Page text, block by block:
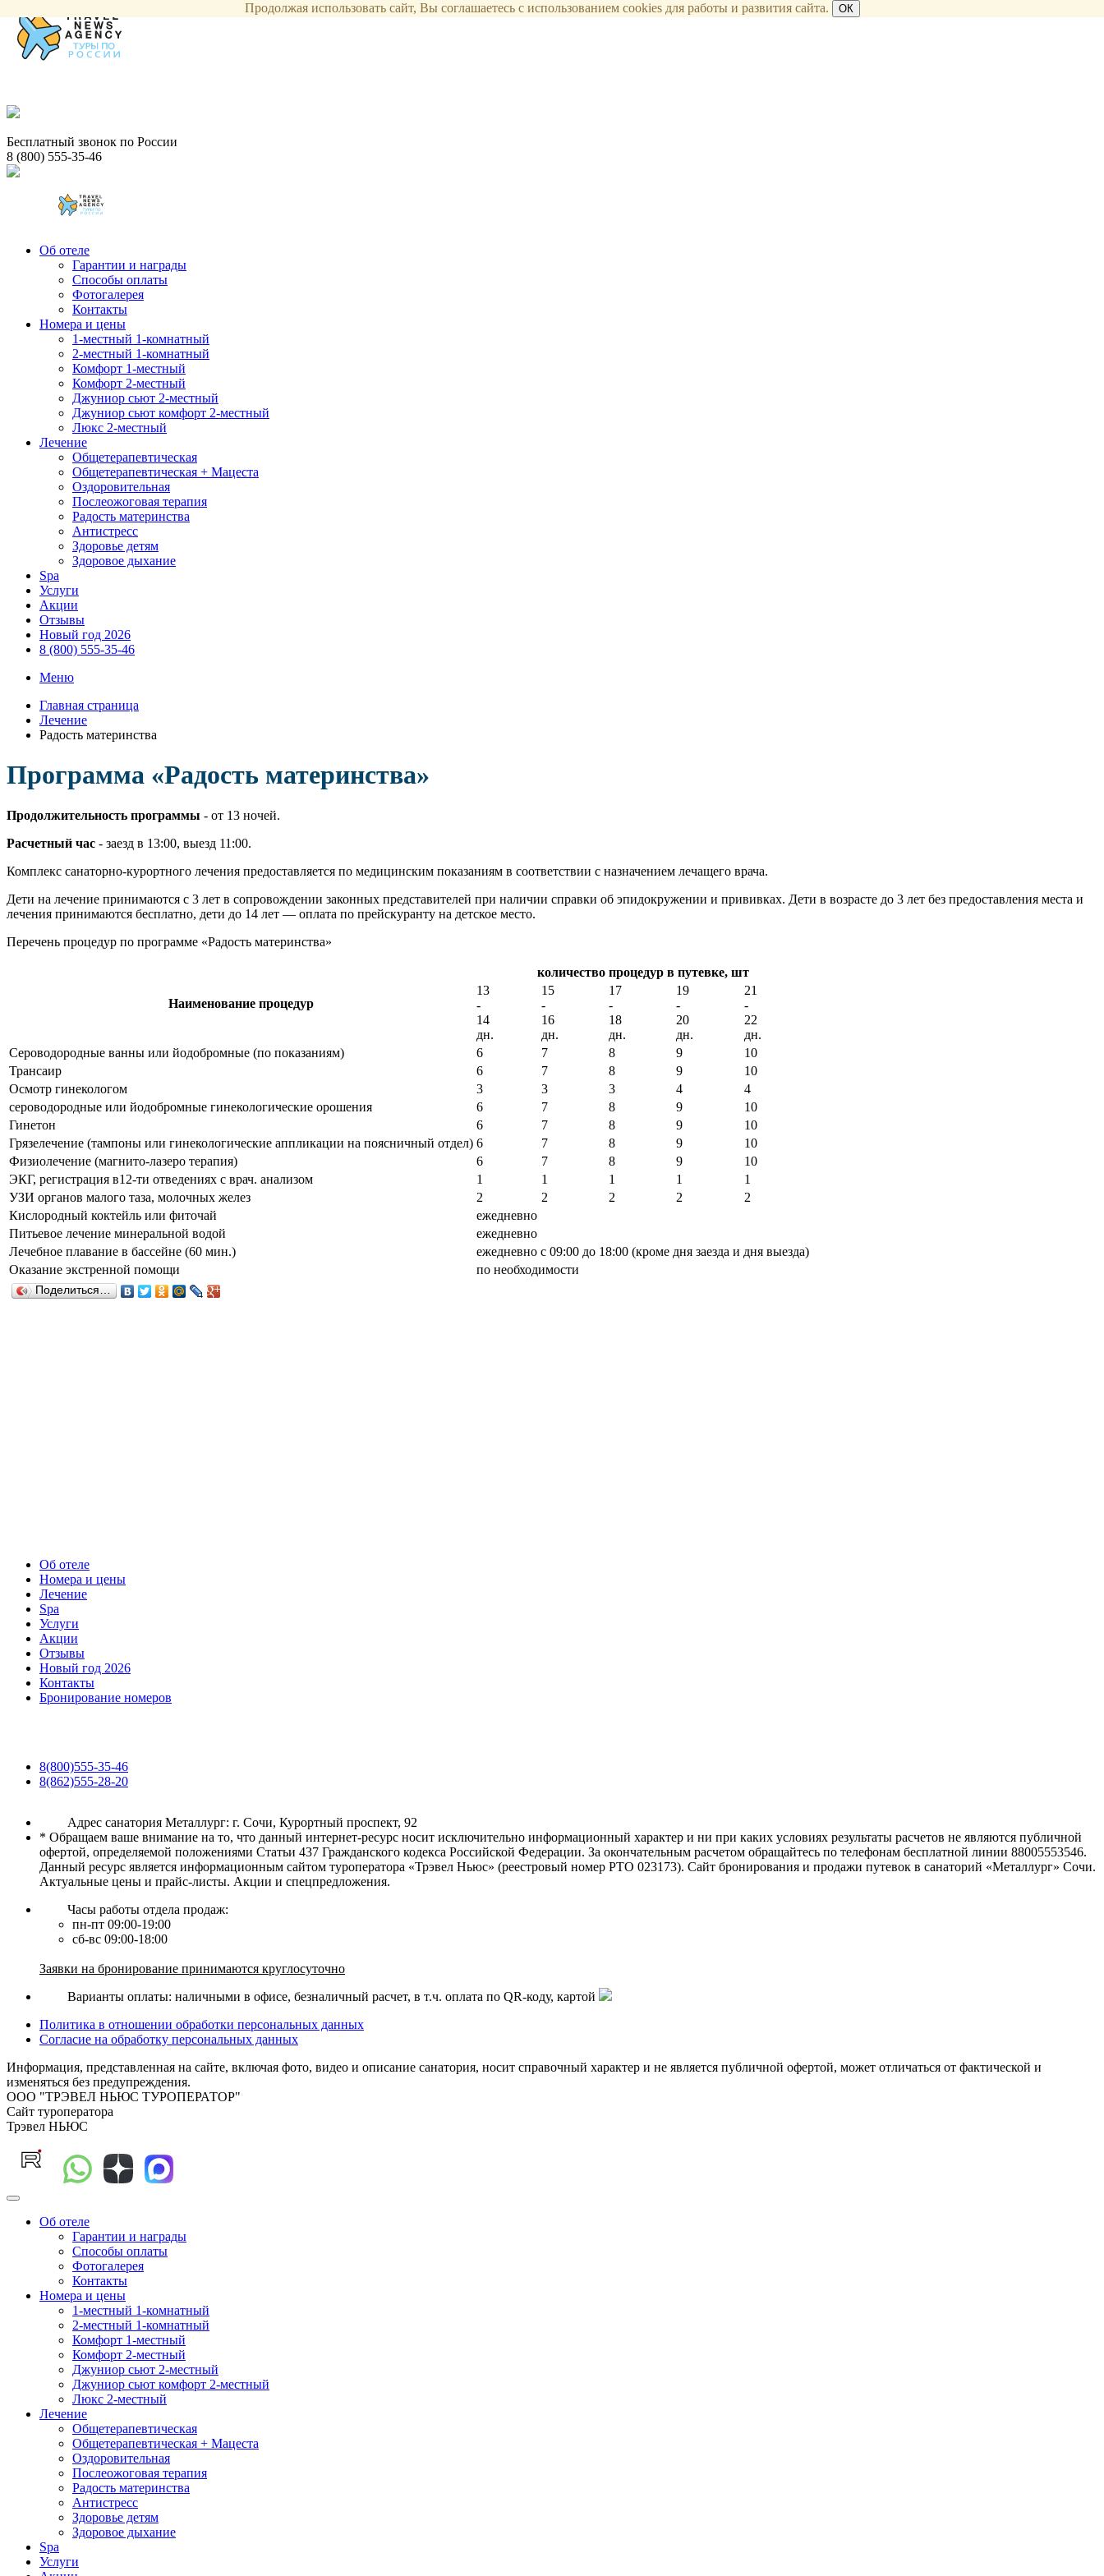
Бесплатный звонок по России
8 (800) 555-35-46
Об отеле
Гарантии и награды
Способы оплаты
Фотогалерея
Контакты
Номера и цены
1-местный 1-комнатный
2-местный 1-комнатный
Комфорт 1-местный
Комфорт 2-местный
Джуниор сьют 2-местный
Джуниор сьют комфорт 2-местный
Люкс 2-местный
Лечение
Общетерапевтическая
Общетерапевтическая + Мацеста
Оздоровительная
Послеожоговая терапия
Радость материнства
Антистресс
Здоровье детям
Здоровое дыхание
Spa
Услуги
Акции
Отзывы
Новый год 2026
8 (800) 555-35-46
Меню
Главная страница
Лечение
Радость материнства
Программа «Радость материнства»
Продолжительность программы - от 13 ночей.
Расчетный час - заезд в 13:00, выезд 11:00.
Комплекс санаторно-курортного лечения предоставляется по медицинским показаниям в соответствии с назначением лечащего врача.
Дети на лечение принимаются с 3 лет в сопровождении законных представителей при наличии справки об эпидокружении и прививках. Дети в возрасте до 3 лет без предоставления места и
лечения принимаются бесплатно, дети до 14 лет — оплата по прейскуранту на детское место.
Перечень процедур по программе «Радость материнства»
Наименование процедур
количество процедур в путевке, шт
13
-
14
дн.
15
-
16
дн.
17
-
18
дн.
19
-
20
дн.
21
-
22
дн.
Сероводородные ванны или йодобромные (по показаниям)
6 7 8 9
10
Трансаир
6 7 8 9
10
Осмотр гинекологом
3 3 3 4
4
сероводородные или йодобромные гинекологические орошения
6 7 8 9
10
Гинетон
6 7 8 9
10
Грязелечение (тампоны или гинекологические аппликации на поясничный отдел) 6 7 8 9
10
Физиолечение (магнито-лазеро терапия)
6 7 8 9
10
ЭКГ, регистрация в12-ти отведениях с врач. анализом
1 1 1 1
1
УЗИ органов малого таза, молочных желез
2 2 2 2
2
Кислородный коктейль или фиточай
ежедневно
Питьевое лечение минеральной водой
ежедневно
Лечебное плавание в бассейне (60 мин.)
ежедневно с 09:00 до 18:00 (кроме дня заезда и дня выезда)
Оказание экстренной помощи
по необходимости
Поделиться…
Об отеле
Номера и цены
Лечение
Spa
Услуги
Акции
Отзывы
Новый год 2026
Контакты
Бронирование номеров
8(800)555-35-46
8(862)555-28-20
Адрес санатория Металлург: г. Сочи, Курортный проспект, 92
* Обращаем ваше внимание на то, что данный интернет-ресурс носит исключительно информационный характер и ни при каких условиях результаты расчетов не являются публичной
офертой, определяемой положениями Статьи 437 Гражданского кодекса Российской Федерации. За окончательным расчетом обращайтесь по телефонам бесплатной линии 88005553546.
Данный ресурс является информационным сайтом туроператора «Трэвел Ньюс» (реестровый номер РТО 023173). Сайт бронирования и продажи путевок в санаторий «Металлург» Сочи.
Актуальные цены и прайс-листы. Акции и спецпредложения.
Часы работы отдела продаж:
пн-пт 09:00-19:00
сб-вс 09:00-18:00
Заявки на бронирование принимаются круглосуточно
Варианты оплаты: наличными в офисе, безналичный расчет, в т.ч. оплата по QR-коду, картой
Политика в отношении обработки персональных данных
Согласие на обработку персональных данных
Информация, представленная на сайте, включая фото, видео и описание санатория, носит справочный характер и не является публичной офертой, может отличаться от фактической и
изменяться без предупреждения.
ООО "ТРЭВЕЛ НЬЮС ТУРОПЕРАТОР"
Сайт туроператора
Трэвел НЬЮС
Об отеле
Гарантии и награды
Способы оплаты
Фотогалерея
Контакты
Номера и цены
1-местный 1-комнатный
2-местный 1-комнатный
Комфорт 1-местный
Комфорт 2-местный
Джуниор сьют 2-местный
Джуниор сьют комфорт 2-местный
Люкс 2-местный
Лечение
Общетерапевтическая
Общетерапевтическая + Мацеста
Оздоровительная
Послеожоговая терапия
Радость материнства
Антистресс
Здоровье детям
Здоровое дыхание
Spa
Услуги
Продолжая использовать сайт, Вы соглашаетесь с использованием cookies для работы и развития сайта. ОК